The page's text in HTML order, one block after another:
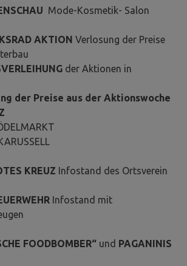
Mode-Kosmetik- Salon
AKTION Verlosung der Preise
der Aktionen in
der Preise aus der Aktionswoche
KREUZ Infostand des Ortsverein
Infostand mit
FOODBOMBER“ und PAGANINIS